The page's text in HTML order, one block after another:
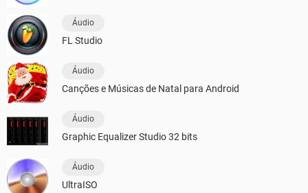
Áudio
FL Studio
Áudio
Canções e Músicas de Natal para Android
Áudio
Graphic Equalizer Studio 32 bits
Áudio
UltraISO